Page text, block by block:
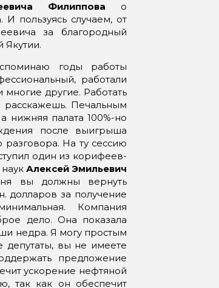
Филиппова о
И пользуясь случаем, от
за благородный
Якутии.
годы работы
работали
многие другие. Работать
Печальным
нижняя палата 100%-но
после выигрыша
разговора. На ту сессию
один из корифеев-
Алексей Эмильевич
вы должны вернуть
долларов за получение
Компания
дело. Она показала
недра. Я могу простым
депутаты, вы не имеете
предложение
ускорение нефтяной
так как он обеспечит